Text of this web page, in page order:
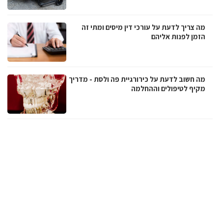
מה צריך לדעת על עורכי דין מיסים ומתי זה
הזמן לפנות אליהם
מה חשוב לדעת על כירורגיית פה ולסת - מדריך
מקיף לטיפולים וההחלמה